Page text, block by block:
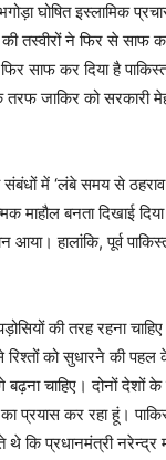
घोषित इस्लामिक
तस्वीरों ने फिर से साफ
साफ कर दिया है
जाकिर को सरकारी
में ‘लंबे समय से ठहराव
माहौल बनता दिखाई
हालांकि, पूर्व
की तरह रहना
रिश्तों को सुधारने की
चाहिए। दोनों देशों के
प्रयास कर रहा हूं।
कि प्रधानमंत्री नरेन्द्र